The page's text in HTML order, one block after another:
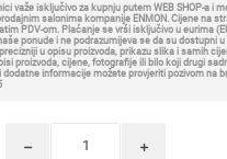
i
h
važe isključivo za kupnju putem WEB SHOP-a i
salonima kompanije ENMON. Cijene na
PDV-om. Plaćanje se vrši isključivo u eurima
ponude i ne podrazumijeva se da su dostupni
u opisu proizvoda, prikazu slika i samih
proizvoda, cijene, fotografije ili bilo koji drugi
informacije možete provjeriti pozivom na